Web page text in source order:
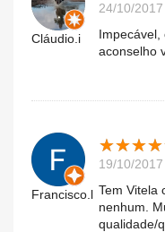
Cláudio.i
24/10/
Impecável,
aconselho
Francisco.l
★★★★
★★★★
19/10/
Tem Vitela
nenhum.
qualidade/